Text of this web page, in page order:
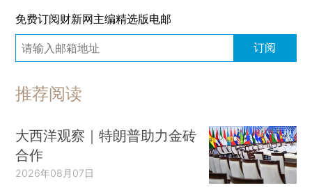
免费订阅财新网主编精选版电邮
订阅
推荐阅读
大西洋观察｜特朗普助力金砖
合作
2026年08月07日